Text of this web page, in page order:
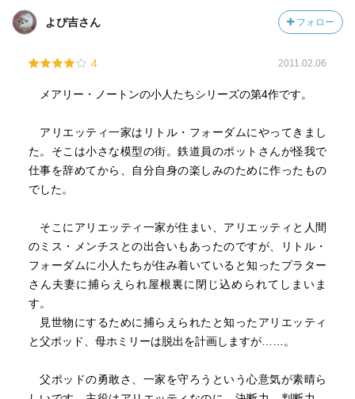
よぴ吉さん フォロー
4 2011.02.06
メアリー・ノートンの小人たちシリーズの第4作です。
アリエッティ一家はリトル・フォーダムにやってきまし
た。そこは小さな模型の街。鉄道員のポットさんが怪我で
仕事を辞めてから、自分自身の楽しみのために作ったもの
でした。
そこにアリエッティ一家が住まい、アリエッティと人間
のミス・メンチスとの出合いもあったのですが、リトル・
フォーダムに小人たちが住み着いていると知ったプラター
さん夫妻に捕らえられ屋根裏に閉じ込められてしまいま
す。
見世物にするために捕らえられたと知ったアリエッティ
と父ポッド、母ホミリーは脱出を計画しますが……。
父ポッドの勇敢さ、一家を守ろうという心意気が素晴ら